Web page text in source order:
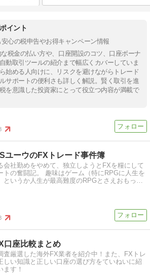
イント
心の税申告やお得キャンペーン情報
税金の払い方や、口座開設のコツ、口座ボーナ
動取引ツールの紹介まで幅広くカバーしていま
始める人向けに、リスクを避けながらトレード
サポートの便利さも詳しく解説。賢く取引を進
を意識した投資家にとって役立つ内容が満載で
ユーウのFXトレード事件簿
会社勤めをやめて、独立しようとFXを糧にして
趣味はゲーム（特にRPGに人生を
というか人生が最高難度のRPGとさえおもっ…
口座比較まとめ
査厳選した海外FX業者を紹介中！また、FXトレ
しい知識と正しい口座の選び方をていねいに紹
ます！